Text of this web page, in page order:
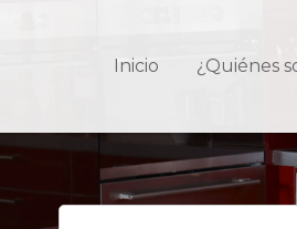
Inicio ¿Quiénes